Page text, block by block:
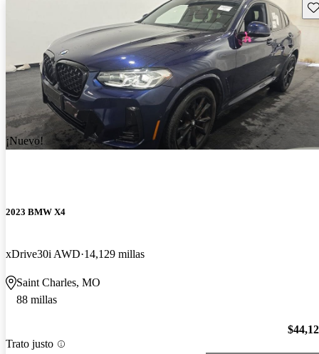
¡Nuevo!
2023 BMW X4
xDrive30i AWD 14,129 millas
Saint Charles, MO
88 millas
Trato justo